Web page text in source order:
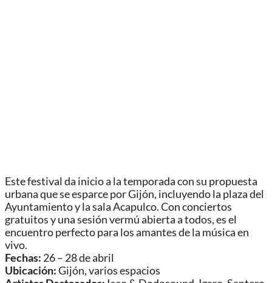
Este festival da inicio a la temporada con su propuesta
urbana que se esparce por Gijón, incluyendo la plaza del
Ayuntamiento y la sala Acapulco. Con conciertos
gratuitos y una sesión vermú abierta a todos, es el
encuentro perfecto para los amantes de la música en
vivo.
Fechas: 26 – 28 de abril
Ubicación:Gijón, varios espacios